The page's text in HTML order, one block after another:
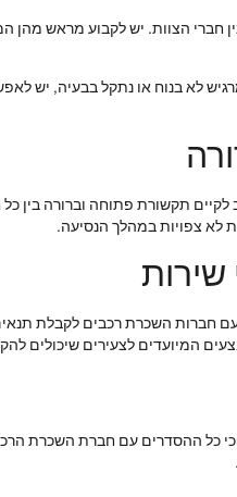
הצוות. יש לקבוע מראש מהן
לא בנוח או נתקל בבעיה, יש
תקשורת פתוחה וברורה בין
לא צפויות במהלך הנסיעה.
השכרת רכבים לקבלת
המיועדים לצעירים שיכולים
כל ההסדרים עם חברת השכרת